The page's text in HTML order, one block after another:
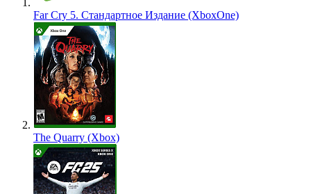
Far Cry 5. Стандартное Издание (XboxOne)
The Quarry (Xbox)